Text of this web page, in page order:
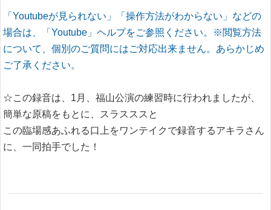
「Youtubeが見られない」「操作方法がわからない」などの
場合は、「Youtube」ヘルプをご参照ください。※閲覧方法
について、個別のご質問にはご対応出来ません。あらかじめ
ご了承ください。
☆この録音は、1月、福山公演の練習時に行われましたが、
簡単な原稿をもとに、スラスススと
この臨場感あふれる口上をワンテイクで録音するアキラさん
に、一同拍手でした！